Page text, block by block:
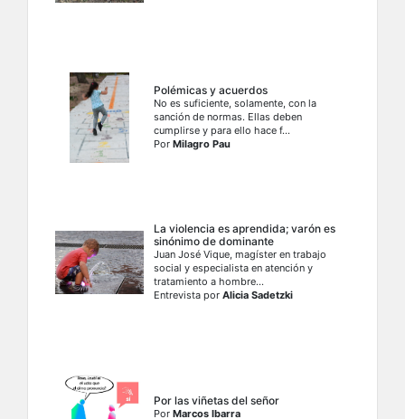
Polémicas y acuerdos
No es suficiente, solamente, con la
sanción de normas. Ellas deben
cumplirse y para ello hace f...
PorMilagro Pau
La violencia es aprendida; varón es
sinónimo de dominante
Juan José Vique, magíster en trabajo
social y especialista en atención y
tratamiento a hombre...
Entrevista porAlicia Sadetzki
Por las viñetas del señor
PorMarcos Ibarra